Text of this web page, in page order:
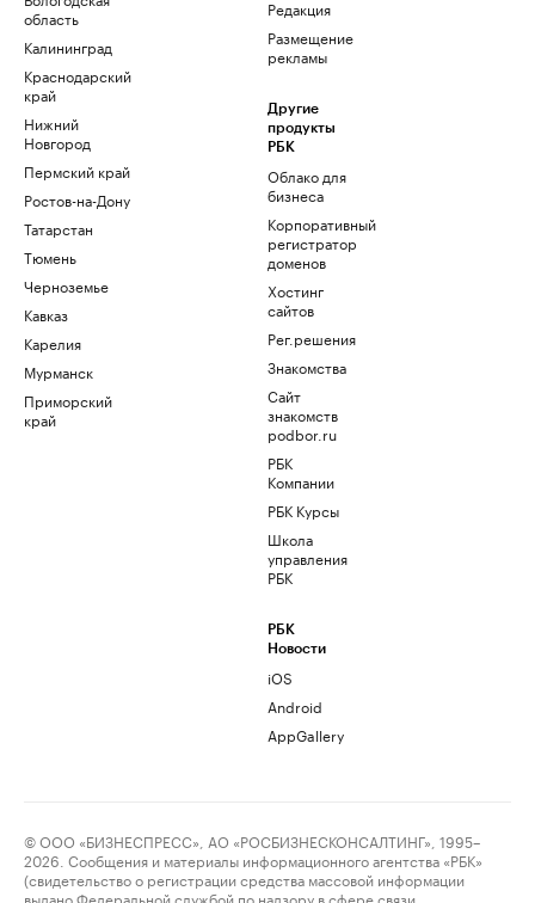
область
Калининград
Краснодарский
край
Нижний
Новгород
Пермский край
Ростов-на-Дону
Татарстан
Тюмень
Черноземье
Кавказ
Карелия
Мурманск
Приморский
край
Редакция
Размещение
рекламы
Другие
продукты
РБК
Облако для
бизнеса
Корпоративный
регистратор
доменов
Хостинг
сайтов
Рег.решения
Знакомства
Сайт
знакомств
podbor.ru
РБК
Компании
РБК Курсы
Школа
управления
РБК
РБК
Новости
iOS
Android
AppGallery
© ООО «БИЗНЕСПРЕСС», АО «РОСБИЗНЕСКОНСАЛТИНГ», 1995–
2026. Сообщения и материалы информационного агентства «РБК»
(свидетельство о регистрации средства массовой информации
выдано Федеральной службой по надзору в сфере связи,